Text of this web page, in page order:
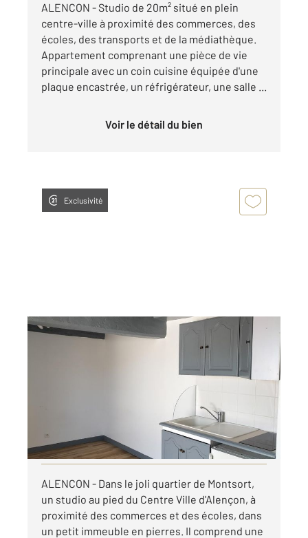
ALENCON - Studio de 20m² situé en plein
centre-ville à proximité des commerces, des
écoles, des transports et de la médiathèque.
Appartement comprenant une pièce de vie
principale avec un coin cuisine équipée d'une
plaque encastrée, un réfrigérateur, une salle ...
Voir le détail du bien
Exclusivité
ALENCON 61
Appartement Studio à louer
par mois charges comprises
Visiter le site dédié
ALENCON - Dans le joli quartier de Montsort,
un studio au pied du Centre Ville d'Alençon, à
proximité des commerces et des écoles, dans
un petit immeuble en pierres. Il comprend une